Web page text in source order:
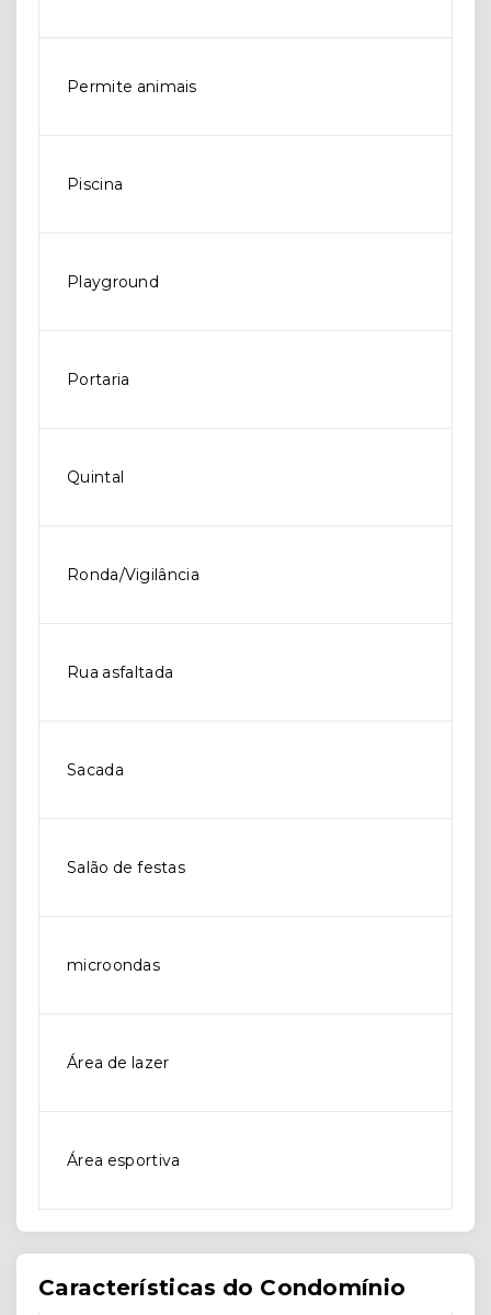
Permite animais
Piscina
Playground
Portaria
Quintal
Ronda/Vigilância
Rua asfaltada
Sacada
Salão de festas
microondas
Área de lazer
Área esportiva
Características do Condomínio